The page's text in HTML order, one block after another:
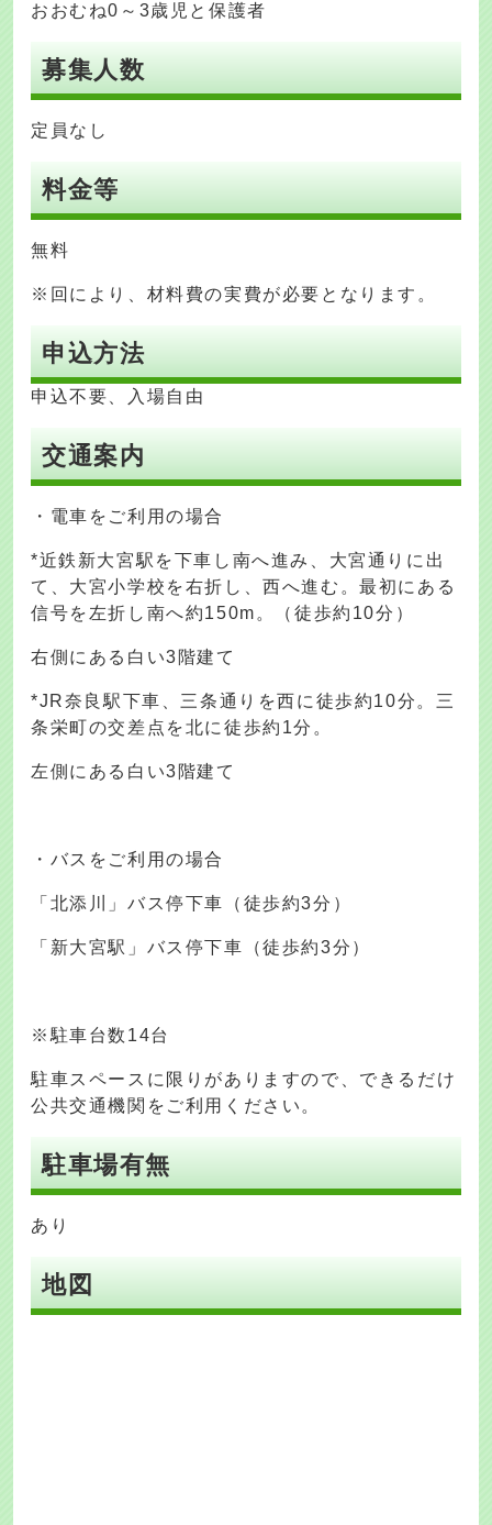
おおむね0～3歳児と保護者
募集人数
定員なし
料金等
無料
※回により、材料費の実費が必要となります。
申込方法
申込不要、入場自由
交通案内
・電車をご利用の場合
*近鉄新大宮駅を下車し南へ進み、大宮通りに出
て、大宮小学校を右折し、西へ進む。最初にある
信号を左折し南へ約150m。（徒歩約10分）
右側にある白い3階建て
*JR奈良駅下車、三条通りを西に徒歩約10分。三
条栄町の交差点を北に徒歩約1分。
左側にある白い3階建て
・バスをご利用の場合
「北添川」バス停下車（徒歩約3分）
「新大宮駅」バス停下車（徒歩約3分）
※駐車台数14台
駐車スペースに限りがありますので、できるだけ
公共交通機関をご利用ください。
駐車場有無
あり
地図